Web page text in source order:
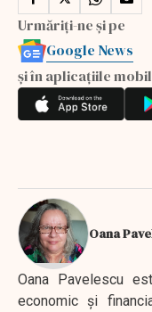
Urmăriți-ne și pe
Google News
și în aplicațiile
Oana
Oana Pavelescu
economic și